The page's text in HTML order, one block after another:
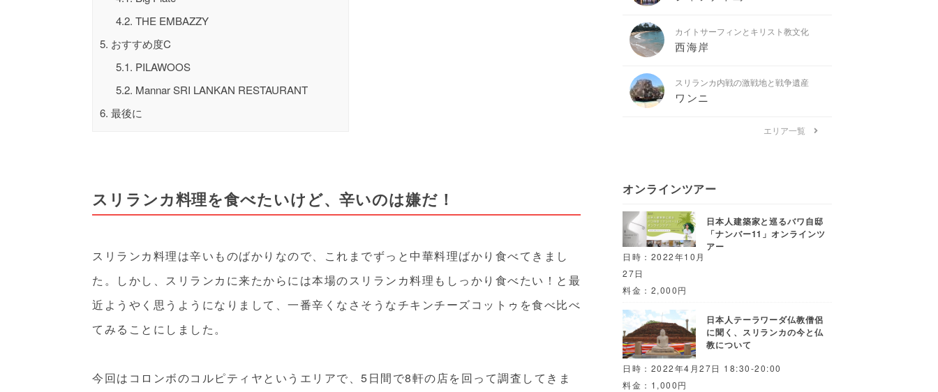
4.2. THE EMBAZZY
5. おすすめ度C
5.1. PILAWOOS
5.2. Mannar SRI LANKAN RESTAURANT
6. 最後に
スリランカ料理を食べたいけど、辛いのは嫌だ！
スリランカ料理は辛いものばかりなので、これまでずっと中華料理ばかり食べてきまし
た。しかし、スリランカに来たからには本場のスリランカ料理もしっかり食べたい！と最
近ようやく思うようになりまして、一番辛くなさそうなチキンチーズコットゥを食べ比べ
てみることにしました。
今回はコロンボのコルピティヤというエリアで、5日間で8軒の店を回って調査してきま
カイトサーフィンとキリスト教文化
西海岸
スリランカ内戦の激戦地と戦争遺産
ワンニ
エリア一覧
オンラインツアー
日本人建築家と巡るバワ自邸
「ナンバー11」オンラインツ
アー
日時：2022年10月
27日
料金：2,000円
日本人テーラワーダ仏教僧侶
に聞く、スリランカの今と仏
教について
日時：2022年4月27日 18:30-20:00
料金：1,000円